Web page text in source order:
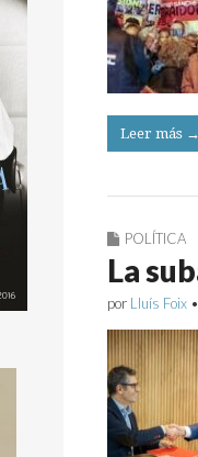
Leer más →
POLÍTICA
La
por Lluís Foix •